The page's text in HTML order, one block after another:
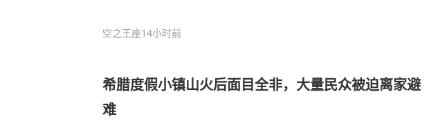
空之王座14小时前
希腊度假小镇山火后面目全非，大量民众被迫离家避
难